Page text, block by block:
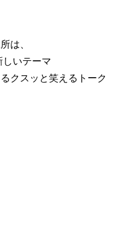
は、
しいテーマ
クスッと笑えるトーク